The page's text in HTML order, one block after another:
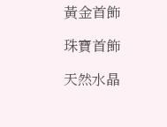
黃金首飾
珠寶首飾
天然水晶